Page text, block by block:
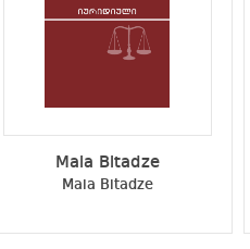
Maia Bitadze
Maia Bitadze